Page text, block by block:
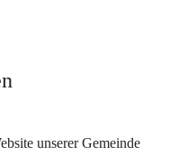
unserer Gemeinde